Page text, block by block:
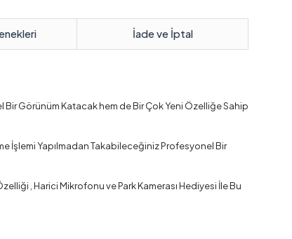
İade ve İptal
Bir Görünüm Katacak hem de Bir Çok Yeni Özelliğe Sahip
İşlemi Yapılmadan Takabileceğiniz Profesyonel Bir
, Harici Mikrofonu ve Park Kamerası Hediyesi İle Bu